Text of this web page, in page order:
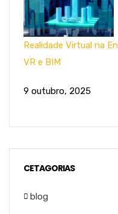
Realidade Virtual na
VR e BIM
9 outubro, 2025
CETAGORIAS
blog